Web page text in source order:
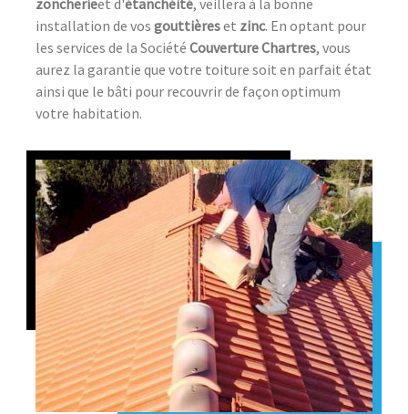
installation de vos gouttièreset zinc. En optant pour
les services de la Société Couverture Chartres, vous
aurez la garantie que votre toiture soit en parfait état
ainsi que le bâti pour recouvrir de façon optimum
votre habitation.